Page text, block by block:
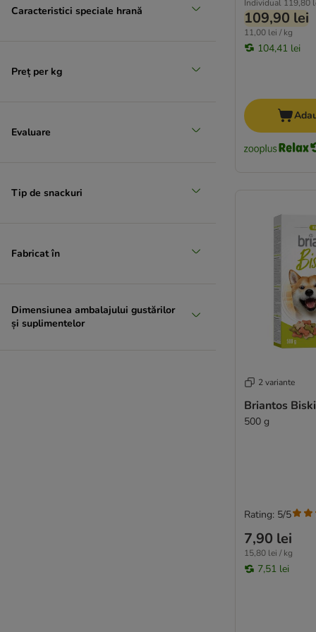
Affinity Italy
Coya
Karlie
Vitakraft
Zesty Paws
Caracteristici speciale hrană
Preț per kg
Evaluare
Tip de snackuri
Fabricat în
Dimensiunea ambalajului gustărilor
și suplimentelor
Individual 119,80
109,90 lei
11,00 lei / kg
104,41 lei
2 variante
Briantos
500 g
7,90 lei
15,80 lei / kg
7,51 lei
Rating: 5/5